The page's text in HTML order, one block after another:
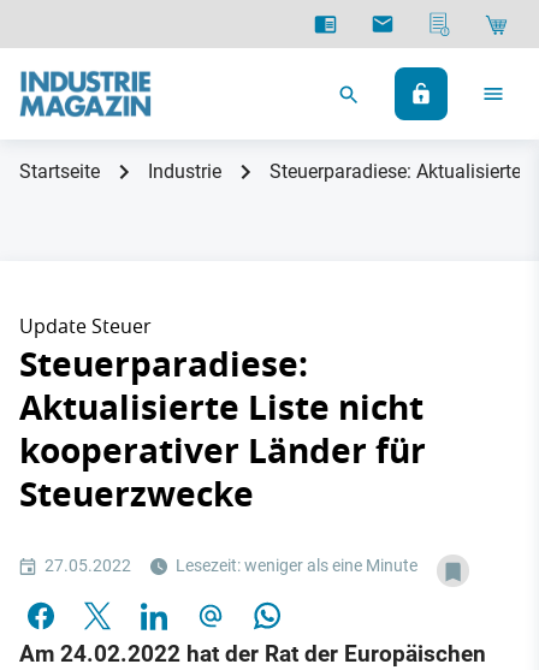
Startseite Industrie Steuerparadiese: Aktualisierte
Update Steuer
Steuerparadiese:
Aktualisierte Liste nicht
kooperativer Länder für
Steuerzwecke
27.05.2022 Lesezeit: weniger als eine Minute
Am 24.02.2022 hat der Rat der Europäischen